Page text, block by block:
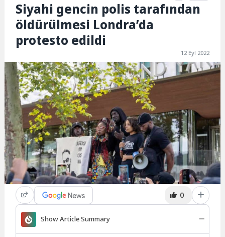
Siyahi gencin polis tarafından
öldürülmesi Londra’da
protesto edildi
12 Eyl 2022
0
Show Article Summary